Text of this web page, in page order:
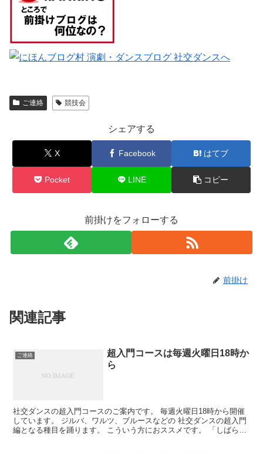
ご連絡 競技会
シェアする
X Facebook はてブ
Pocket LINE コピー
前掛けをフォローする
前掛け
関連記事
ご連絡
超入門コースは毎週火曜日18時か
ら
社交ダンスの超入門コースのご案内です。 毎週火曜日18時から開催
しています。 ジルバ、ワルツ、ブルースなどの 社交ダンスの超入門
編となる種目を踊ります。 こういう方におススメです。 「しばらく